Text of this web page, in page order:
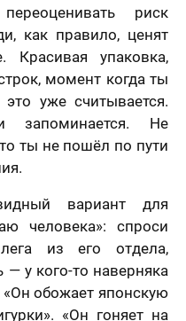
риск
как правило, ценят
упаковка,
момент когда ты
уже считывается.
Не
ты не пошёл по пути
вариант для
человека»: спроси
из его отдела,
— у кого-то наверняка
«Он обожает японскую
«Он гоняет на
«О персональных
целей, определенных в
данных и
персональных
оферты
Просто так, без
повода
Вперед
конфиденциальности
оферты